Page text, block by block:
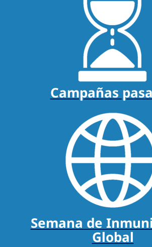
Campañas
Semana de
Global